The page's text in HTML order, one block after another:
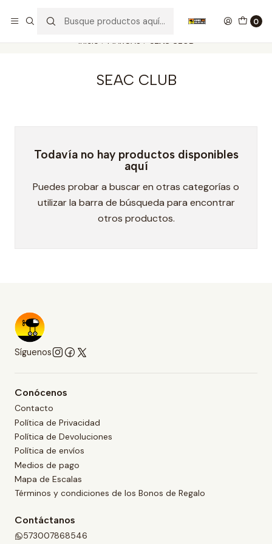
0
Inicio MARCAS SEAC CLUB
SEAC CLUB
Todavía no hay productos disponibles
aquí
Puedes probar a buscar en otras categorías o
utilizar la barra de búsqueda para encontrar
otros productos.
Síguenos
Conócenos
Contacto
Política de Privacidad
Política de Devoluciones
Política de envíos
Medios de pago
Mapa de Escalas
Términos y condiciones de los Bonos de Regalo
Contáctanos
573007868546